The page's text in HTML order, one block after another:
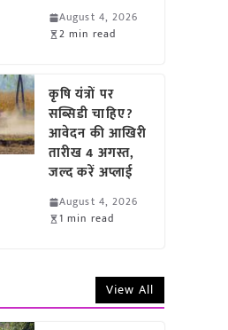
August 4, 2026
2 min read
कृषि यंत्रों पर
सब्सिडी चाहिए?
आवेदन की आखिरी
तारीख 4 अगस्त,
जल्द करें अप्लाई
August 4, 2026
1 min read
View All